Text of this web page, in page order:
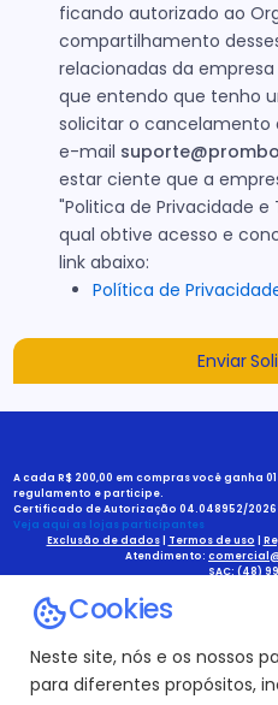
ficando autorizado ao
compartilhamento
relacionadas da
que entendo que tenho
solicitar o cancelamento
e-mail
estar ciente que a
"Politica de Privacidade
qual obtive acesso e
link abaixo:
Política de
Enviar
A cada R$ 200,00 em compras você ganha
regulamento e participe.
Certificado de Autorização 04.048952/2026
Veja aqui as lojas participantes
Exclusão de dados| Termos de uso |
Atendimento:
SAC: (48)
Cookies
Neste site, nós e os nossos
para diferentes propósitos,